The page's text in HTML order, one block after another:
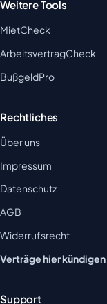
Weitere Tools
MietCheck
ArbeitsvertragCheck
BußgeldPro
Rechtliches
Über uns
Impressum
Datenschutz
AGB
Widerrufsrecht
Verträge hier kündigen
Support